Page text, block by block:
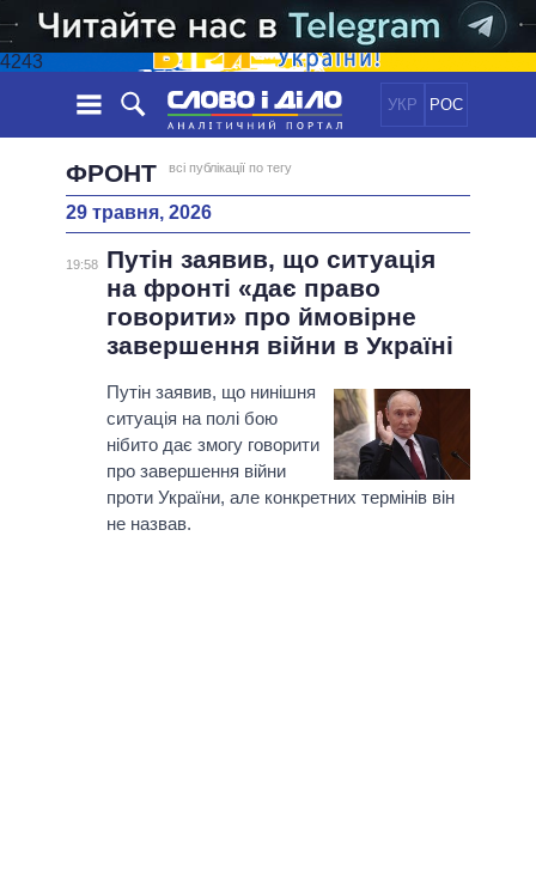
4243
УКР РОС
НОВИНИ
СТРІЧКА
ПОДІЇ
СТАТТІ
ДУМКИ
ДАЙДЖЕСТИ
ЕКОНОМІКА
СУСПІЛЬСТВО
СВІТ
ПОЛIТИКИ
УСІ ПОЛІТИКИ
ПРЕЗИДЕНТ І ОФІС
ВЕРХОВНА РАДА
КАБІНЕТ МІНІСТРІВ
ГОЛОВИ ОБЛАДМІНІСТРАЦІЙ
МЕРИ МІСТ
ІНФОГРАФІКА
ВІДЕО
ПОРІВНЯННЯ ПОЛІТИКІВ
ФРОНТ всі публікації по тегу
29 травня, 2026
19:58
Путін заявив, що ситуація
на фронті «дає право
говорити» про ймовірне
завершення війни в Україні
Путін заявив, що нинішня
ситуація на полі бою
нібито дає змогу говорити
про завершення війни
проти України, але конкретних термінів він
не назвав.